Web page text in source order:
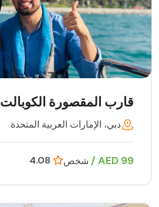
قارب المقصورة الكوبالت
دبي، الإمارات العربية المتحدة
99 AED / شخص